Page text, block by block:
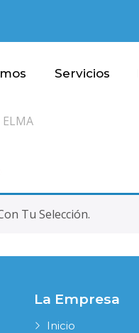
Servicios
ELMA
Tu Selección.
La Empresa
Inicio